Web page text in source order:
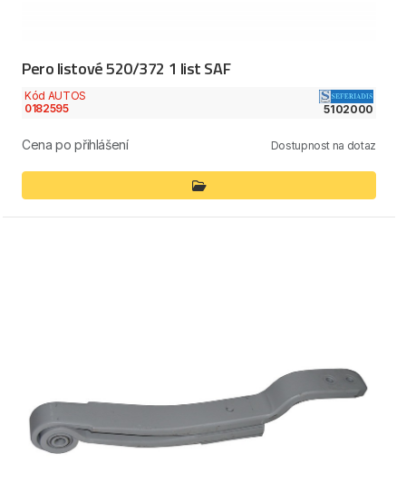
Pero listové 520/372 1 list SAF
Kód AUTOS
0182595
5102000
Cena po přihlášení Dostupnost na dotaz